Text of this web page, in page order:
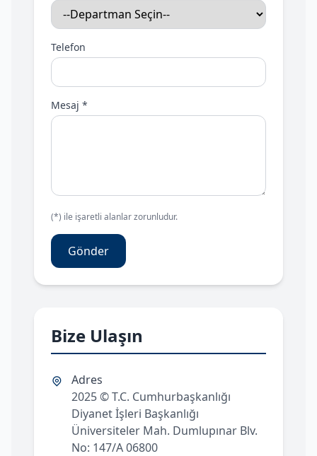
Telefon
Mesaj *
(*) ile işaretli alanlar zorunludur.
Gönder
Bize Ulaşın
Adres
2025 © T.C. Cumhurbaşkanlığı
Diyanet İşleri Başkanlığı
Üniversiteler Mah. Dumlupınar Blv.
No: 147/A 06800